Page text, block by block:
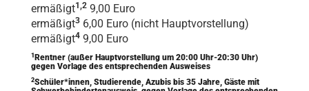
ermäßigt1,2 9,00 Euro
ermäßigt3 6,00 Euro (nicht Hauptvorstellung)
ermäßigt4 9,00 Euro
1 Rentner (außer Hauptvorstellung um 20:00 Uhr-20:30 Uhr)
gegen Vorlage des entsprechenden Ausweises
2Schüler*innen, Studierende, Azubis bis 35 Jahre, Gäste mit